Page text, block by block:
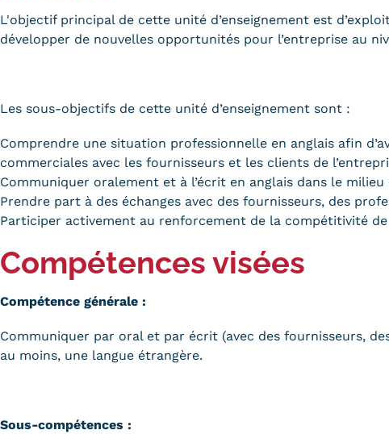
L'objectif principal de cette unité d’enseignement est
développer de nouvelles opportunités pour l’entreprise au
Les sous-objectifs de cette unité d’enseignement sont :
Comprendre une situation professionnelle en anglais afin
commerciales avec les fournisseurs et les clients de
Communiquer oralement et à l’écrit en anglais dans le
Prendre part à des échanges avec des fournisseurs, des
Participer activement au renforcement de la compétitivité de
Compétences visées
Compétence générale :
Communiquer par oral et par écrit (avec des fournisseurs,
au moins, une langue étrangère.
Sous-compétences :